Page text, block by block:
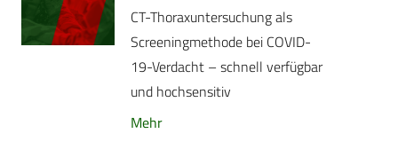
CT-Thoraxuntersuchung als
Screeningmethode bei COVID-
19-Verdacht – schnell verfügbar
und hochsensitiv
Mehr